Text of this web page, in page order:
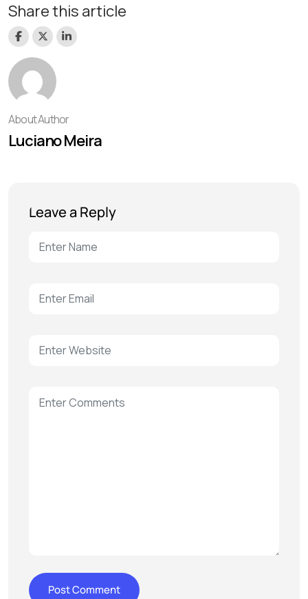
Share this article
About Author
Luciano Meira
Leave a Reply